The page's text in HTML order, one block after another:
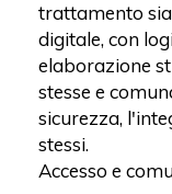
trattamento
digitale, con
elaborazione
stesse e
sicurezza,
stessi.
Accesso e